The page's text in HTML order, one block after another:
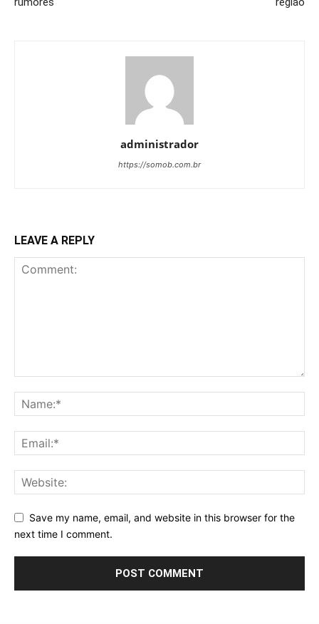
administrador
https://somob.com.br
LEAVE A REPLY
Save my name, email, and website in this browser for the
next time I comment.